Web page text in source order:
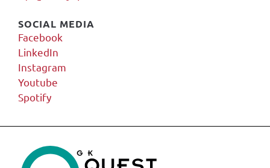
SOCIAL MEDIA
Facebook
LinkedIn
Instagram
Youtube
Spotify